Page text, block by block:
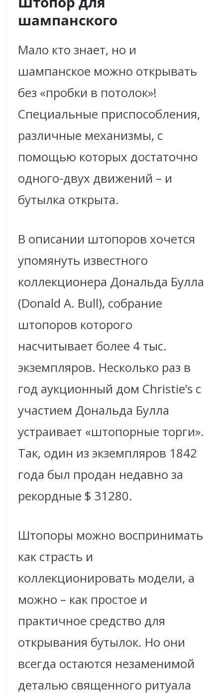
шампанского
Мало кто знает, но и
шампанское можно открывать
без «пробки в потолок»!
Специальные приспособления,
различные механизмы, с
помощью которых достаточно
одного-двух движений – и
бутылка открыта.
В описании штопоров хочется
упомянуть известного
коллекционера Дональда Булла
(Donald A. Bull), собрание
штопоров которого
насчитывает более 4 тыс.
экземпляров. Несколько раз в
год аукционный дом Christie’s с
участием Дональда Булла
устраивает «штопорные торги».
Так, один из экземпляров 1842
года был продан недавно за
рекордные $ 31280.
Штопоры можно воспринимать
как страсть и
коллекционировать модели, а
можно – как простое и
практичное средство для
открывания бутылок. Но они
всегда остаются незаменимой
деталью священного ритуала